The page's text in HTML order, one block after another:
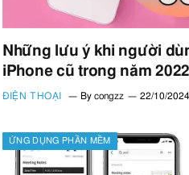
Những lưu ý khi người
iPhone cũ trong năm 2022
ĐIỆN THOẠI By congzz 22/10/2024
ỨNG DỤNG PHẦN MỀM